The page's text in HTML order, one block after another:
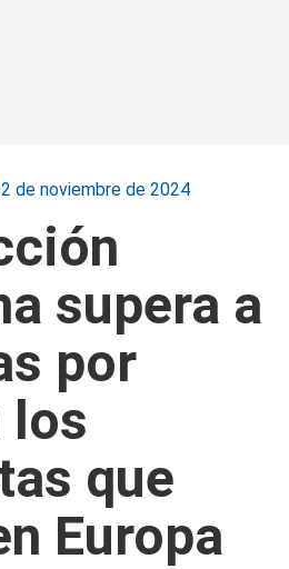
de noviembre de 2024
supera a
por
los
que
Europa